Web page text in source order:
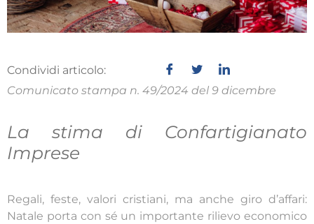
Condividi articolo:
Comunicato stampa n. 49/2024 del 9 dicembre
La stima di Confartigianato
Imprese
Regali, feste, valori cristiani, ma anche giro d’affari:
Natale porta con sé un importante rilievo economico